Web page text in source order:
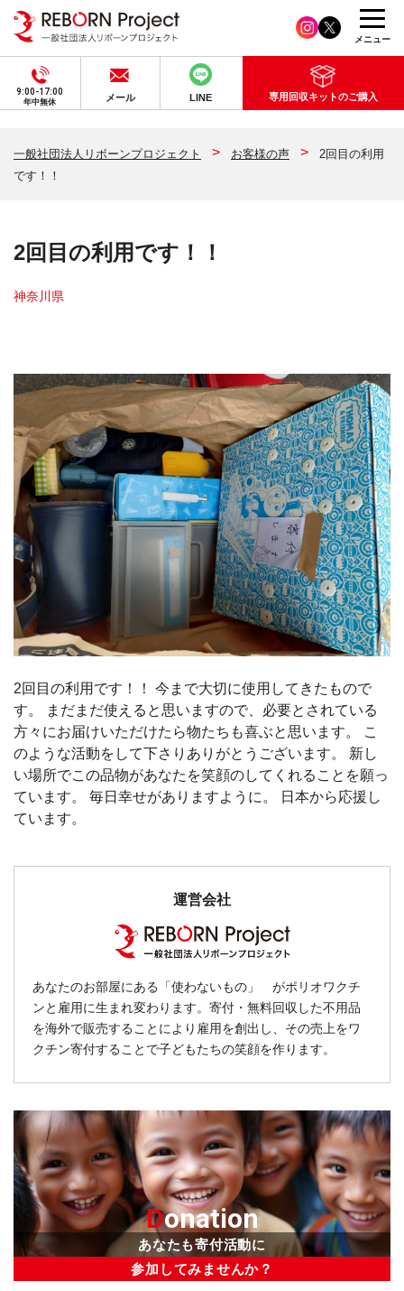
9:00-17:00
年中無休 メール LINE 専用回収キットのご購入
メニュー
一般社団法人リボーンプロジェクト お客様の声
2回目の利用
です！！
2回目の利用です！！
神奈川県
2回目の利用です！！ 今まで大切に使用してきたもので
す。 まだまだ使えると思いますので、必要とされている
方々にお届けいただけたら物たちも喜ぶと思います。 こ
のような活動をして下さりありがとうございます。 新し
い場所でこの品物があなたを笑顔のしてくれることを願っ
ています。 毎日幸せがありますように。 日本から応援し
ています。
運営会社
あなたのお部屋にある「使わないもの」 がポリオワクチ
ンと雇用に生まれ変わります。寄付・無料回収した不用品
を海外で販売することにより雇用を創出し、その売上をワ
クチン寄付することで子どもたちの笑顔を作ります。
Donation
あなたも寄付活動に
参加してみませんか？